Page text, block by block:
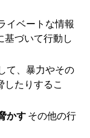
イベートな情報
基づいて行動し
て、暴力やその
したりするこ
かすその他の行